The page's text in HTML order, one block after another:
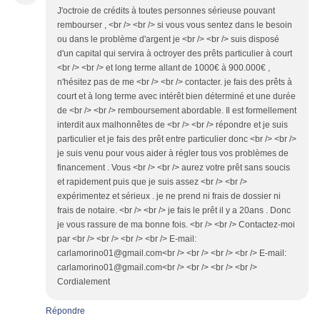
J'octroie de crédits à toutes personnes sérieuse pouvant
rembourser , <br /> <br /> si vous vous sentez dans le besoin
ou dans le problème d'argent je <br /> <br /> suis disposé
d'un capital qui servira à octroyer des prêts particulier à court
<br /> <br /> et long terme allant de 1000€ à 900.000€ ,
n'hésitez pas de me <br /> <br /> contacter. je fais des prêts à
court et à long terme avec intérêt bien déterminé et une durée
de <br /> <br /> remboursement abordable. Il est formellement
interdit aux malhonnêtes de <br /> <br /> répondre et je suis
particulier et je fais des prêt entre particulier donc <br /> <br />
je suis venu pour vous aider à régler tous vos problèmes de
financement . Vous <br /> <br /> aurez votre prêt sans soucis
et rapidement puis que je suis assez <br /> <br />
expérimentez et sérieux . je ne prend ni frais de dossier ni
frais de notaire. <br /> <br /> je fais le prêt il y a 20ans . Donc
je vous rassure de ma bonne fois. <br /> <br /> Contactez-moi
par <br /> <br /> <br /> <br /> E-mail:
carlamorino01@gmail.com<br /> <br /> <br /> <br /> E-mail:
carlamorino01@gmail.com<br /> <br /> <br /> <br />
Cordialement
Répondre